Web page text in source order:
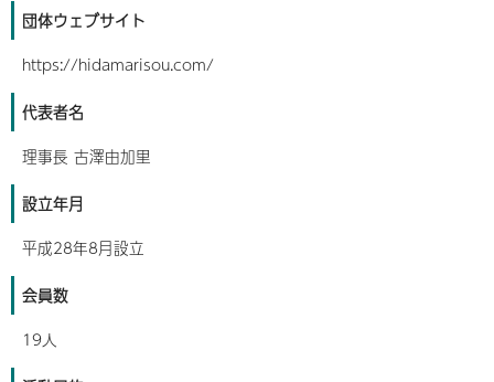
団体ウェブサイト
https://hidamarisou.com/
代表者名
理事長 古澤由加里
設立年月
平成28年8月設立
会員数
19人